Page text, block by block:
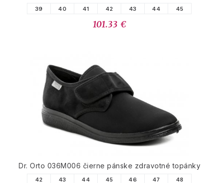
39 40 41 42 43 44 45
101.33 €
Dr. Orto 036M006 čierne pánske zdravotné topánky
42 43 44 45 46 47 48